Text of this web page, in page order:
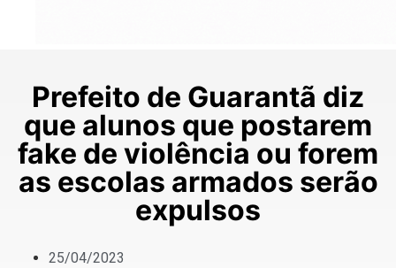
Prefeito de Guarantã diz
que alunos que postarem
fake de violência ou forem
as escolas armados serão
expulsos
25/04/2023